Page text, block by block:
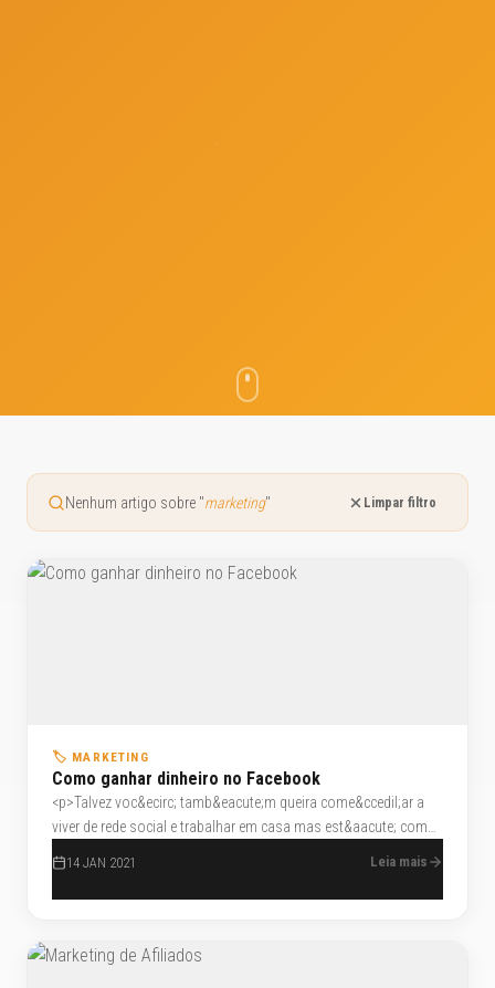
Nenhum artigo sobre "marketing" Limpar filtro
🏷️ MARKETING
Como ganhar dinheiro no Facebook
<p>Talvez voc&ecirc; tamb&eacute;m queira come&ccedil;ar a
viver de rede social e trabalhar em casa mas est&aacute; com
medo, voc&ecirc; talvez pense que esta vontade n&atilde;o vai
proporcionar a voc&ecirc; viver de forma digna
economicamente falando, mas eu te digo: quando voc&ecirc;
&eacute; uma lei natural, funciona, acredite ou n&atilde;o.</p>
14 JAN 2021 Leia mais